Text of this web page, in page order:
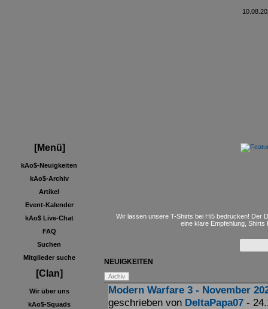
[Menü]
kAo$-Neuigkeiten
kAo$-Archiv
Artikel
Event-Kalender
kAo$ Live-Chat
FAQ
Suchen
Mitglieder suche
[Clan]
Wir über uns
kAo$-Squads
Wir lassen unsere T-Shirts bei Hi5 bedrucken!
NEUIGKEITEN
Modern Warfare 3 - November
geschrieben von DeltaPapa07-